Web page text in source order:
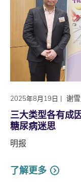
2025年8月19日 | 谢
三大类型各有成
糖尿病迷思
明报
了解更多